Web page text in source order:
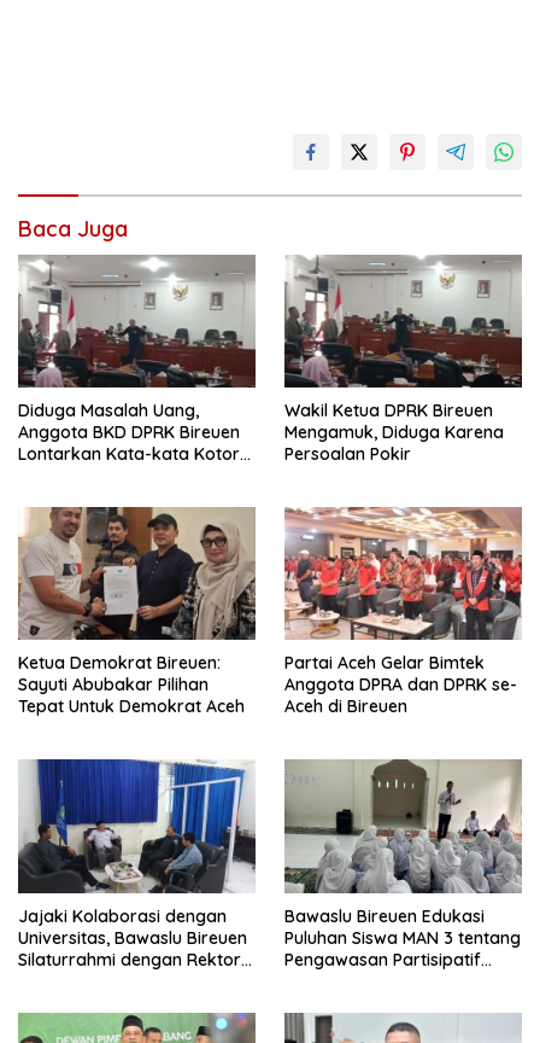
Baca Juga
Diduga Masalah Uang,
Anggota BKD DPRK Bireuen
Lontarkan Kata-kata Kotor
Wakil Ketua DPRK Bireuen
Mengamuk, Diduga Karena
Persoalan Pokir
Ketua Demokrat Bireuen:
Sayuti Abubakar Pilihan
Tepat Untuk Demokrat Aceh
Partai Aceh Gelar Bimtek
Anggota DPRA dan DPRK se-
Aceh di Bireuen
Jajaki Kolaborasi dengan
Universitas, Bawaslu Bireuen
Silaturrahmi dengan Rektor
Bawaslu Bireuen Edukasi
Puluhan Siswa MAN 3 tentang
Pengawasan Partisipatif